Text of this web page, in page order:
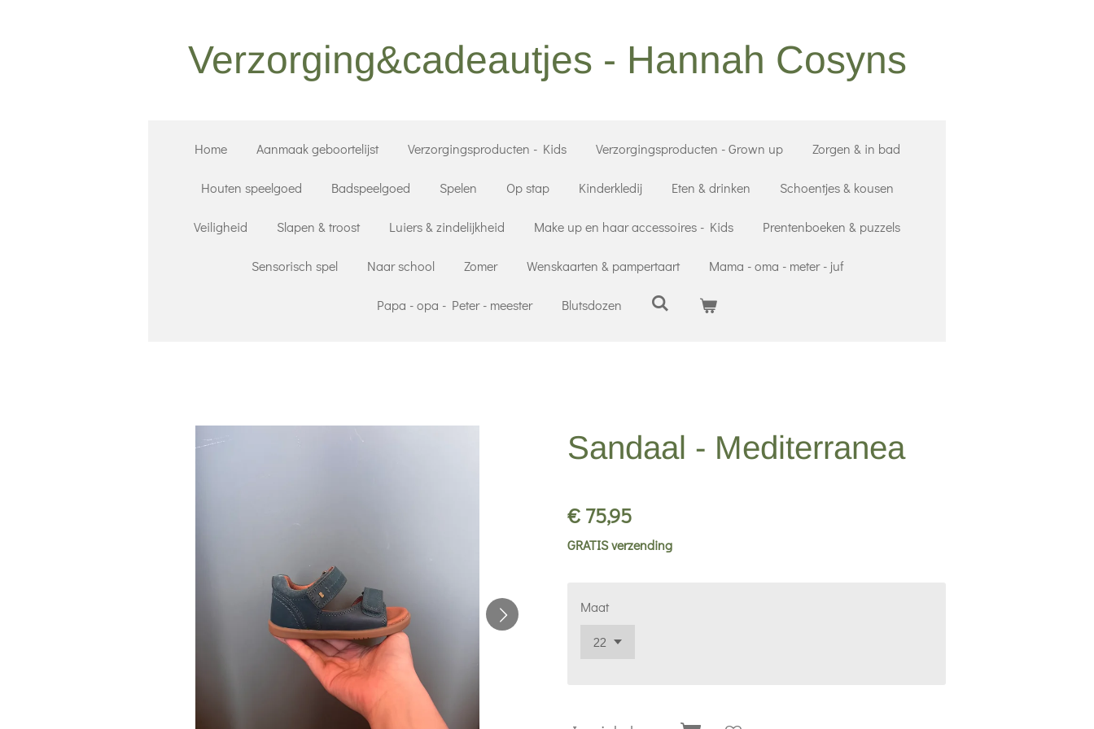
Verzorging&cadeautjes - Hannah Cosyns
Home Aanmaak geboortelijst Verzorgingsproducten - Kids Verzorgingsproducten - Grown up Zorgen & in bad
Houten speelgoed Badspeelgoed Spelen Op stap Kinderkledij Eten & drinken Schoentjes & kousen
Veiligheid Slapen & troost Luiers & zindelijkheid Make up en haar accessoires - Kids Prentenboeken & puzzels
Sensorisch spel Naar school Zomer Wenskaarten & pampertaart Mama - oma - meter - juf
Papa - opa - Peter - meester Blutsdozen
Sandaal - Mediterranea
€ 75,95
GRATIS verzending
Maat